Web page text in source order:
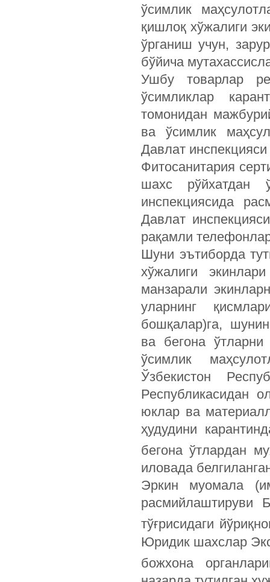
ўсимлик
қишлоқ хўжалиги
ўрганиш учун,
бўйича
Ушбу товарлар
ўсимликлар
томонидан
ва ўсимлик
Давлат
Фитосанитария
шахс рўйхатдан
инспекциясида
Давлат
рақамли
Шуни эътиборда
хўжалиги
манзарали
уларнинг
бошқалар)га,
ва бегона
ўсимлик
Ўзбекистон
Республикасидан
юклар ва
ҳудудини
бегона ўтлардан
иловада
Эркин муомала
расмийлаштируви
тўғрисидаги
Юридик шахслар
божхона